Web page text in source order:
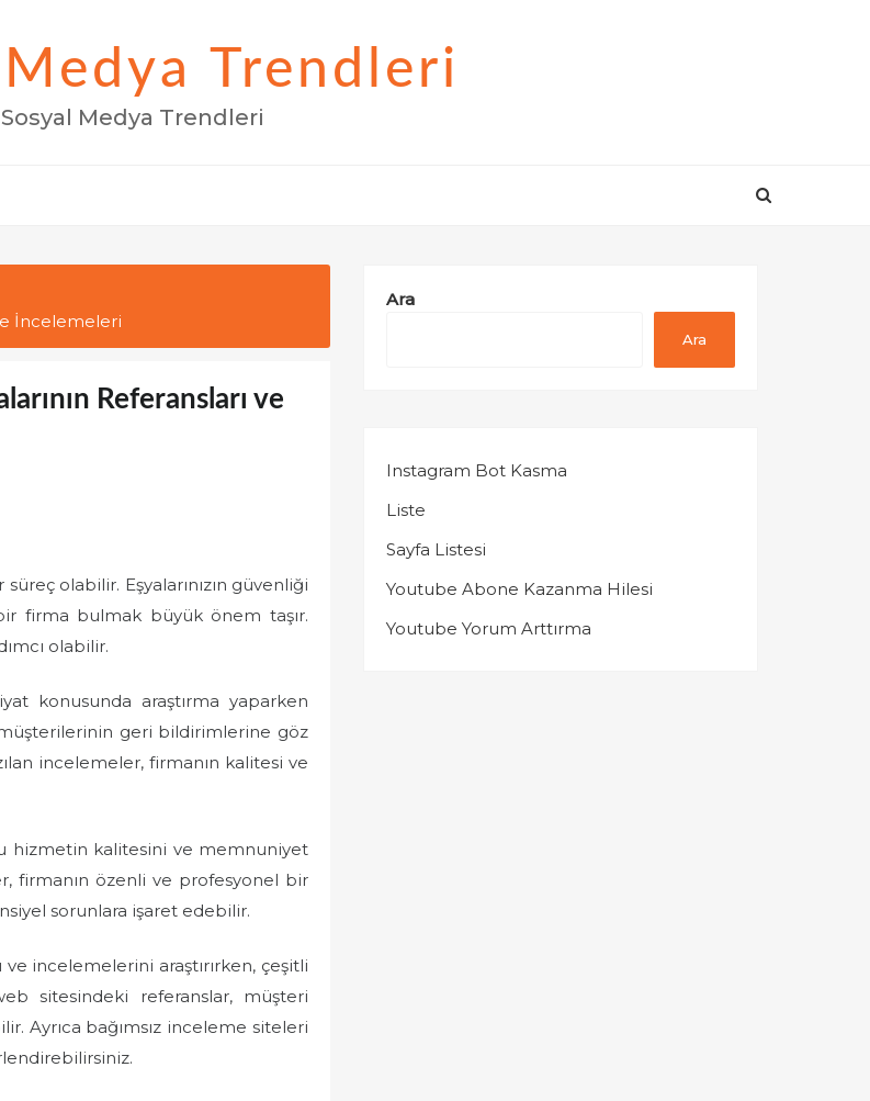
Trendleri
Sosyal Medya Trendleri
İncelemeleri
Referansları ve
olabilir. Eşyalarınızın güvenliği
firma bulmak büyük önem taşır.
olabilir.
konusunda araştırma yaparken
geri bildirimlerine göz
incelemeler, firmanın kalitesi ve
hizmetin kalitesini ve memnuniyet
firmanın özenli ve profesyonel bir
sorunlara işaret edebilir.
ve incelemelerini araştırırken, çeşitli
sitesindeki referanslar, müşteri
Ayrıca bağımsız inceleme siteleri
Ara
Ara
Instagram Bot Kasma
Liste
Sayfa Listesi
Youtube Abone Kazanma Hilesi
Youtube Yorum Arttırma